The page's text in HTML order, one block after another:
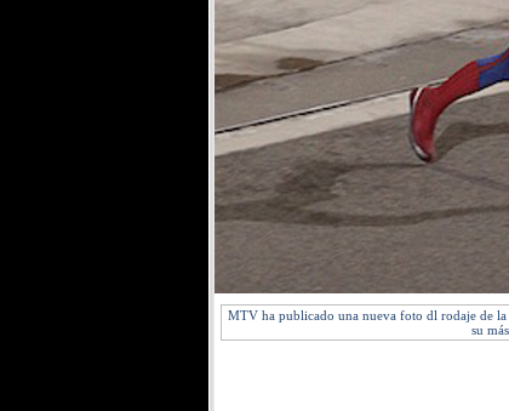
MTV ha publicado una nueva foto dl rodaje de
su